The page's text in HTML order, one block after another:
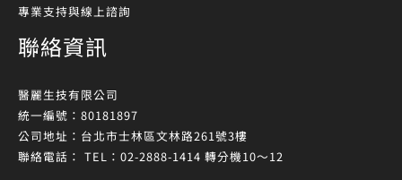
專業支持與線上諮詢
聯絡資訊
醫麗生技有限公司
統一編號：80181897
公司地址：台北市士林區文林路261號3樓
聯絡電話： TEL：02-2888-1414 轉分機10～12